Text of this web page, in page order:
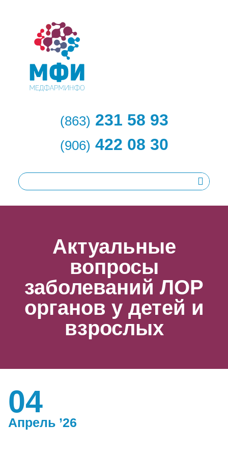
(863) 231 58 93
(906) 422 08 30
Актуальные
вопросы
заболеваний ЛОР
органов у детей и
взрослых
04
Апрель ’26